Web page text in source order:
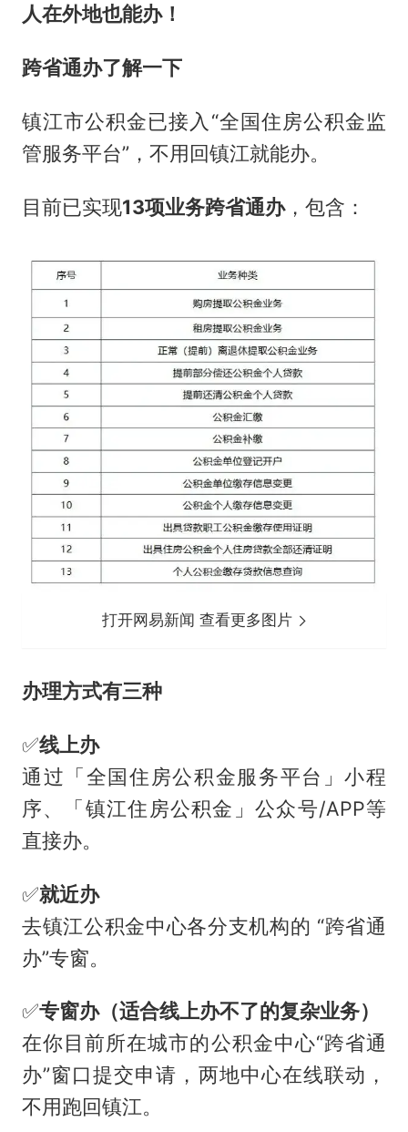
人在外地也能办！
跨省通办了解一下
镇江市公积金已接入“全国住房公积金监
管服务平台”，不用回镇江就能办。
目前已实现13项业务跨省通办，包含：
打开网易新闻 查看更多图片
办理方式有三种
✅线上办
通过「全国住房公积金服务平台」小程
序、「镇江住房公积金」公众号/APP等
直接办。
✅就近办
去镇江公积金中心各分支机构的 “跨省通
办”专窗。
✅专窗办（适合线上办不了的复杂业务）
在你目前所在城市的公积金中心“跨省通
办”窗口提交申请，两地中心在线联动，
不用跑回镇江。